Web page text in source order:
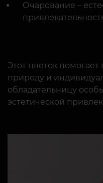
Очарование –
Этот цветок
природу и
обладательницу
эстетической